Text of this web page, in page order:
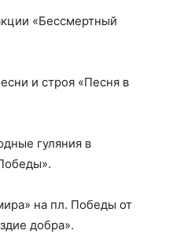
«Бессмертный
и строя «Песня в
гуляния в
на пл. Победы от
добра».